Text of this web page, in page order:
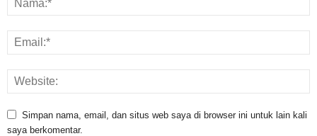
Simpan nama, email, dan situs web saya di browser ini untuk lain kali
saya berkomentar.